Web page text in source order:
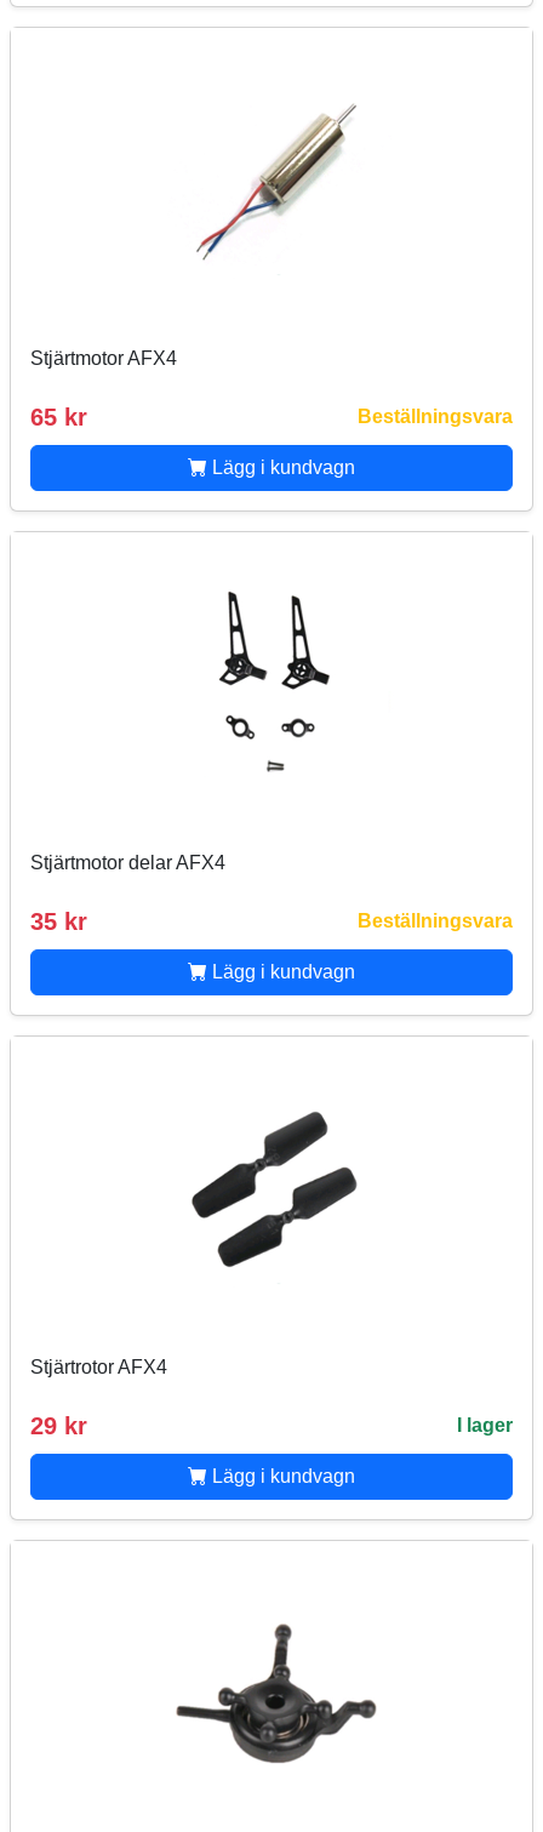
Stjärtmotor AFX4
65 kr Beställningsvara
Lägg i kundvagn
Stjärtmotor delar AFX4
35 kr Beställningsvara
Lägg i kundvagn
Stjärtrotor AFX4
29 kr I lager
Lägg i kundvagn